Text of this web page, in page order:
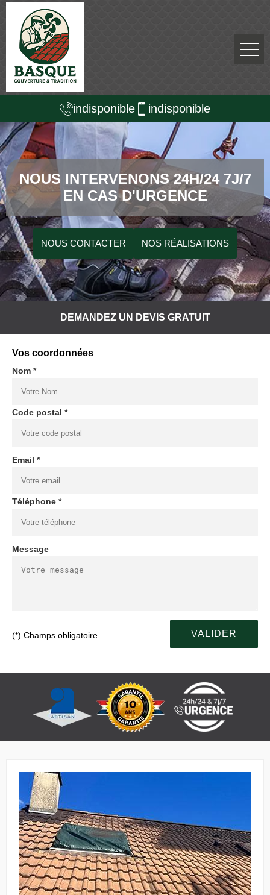
indisponible indisponible
NOUS INTERVENONS 24H/24 7J/7
EN CAS D'URGENCE
NOUS CONTACTER NOS RÉALISATIONS
DEMANDEZ UN DEVIS GRATUIT
Vos coordonnées
Nom *
Code postal *
Email *
Téléphone *
Message
(*) Champs obligatoire